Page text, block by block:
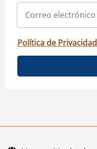
Política de Privacidad